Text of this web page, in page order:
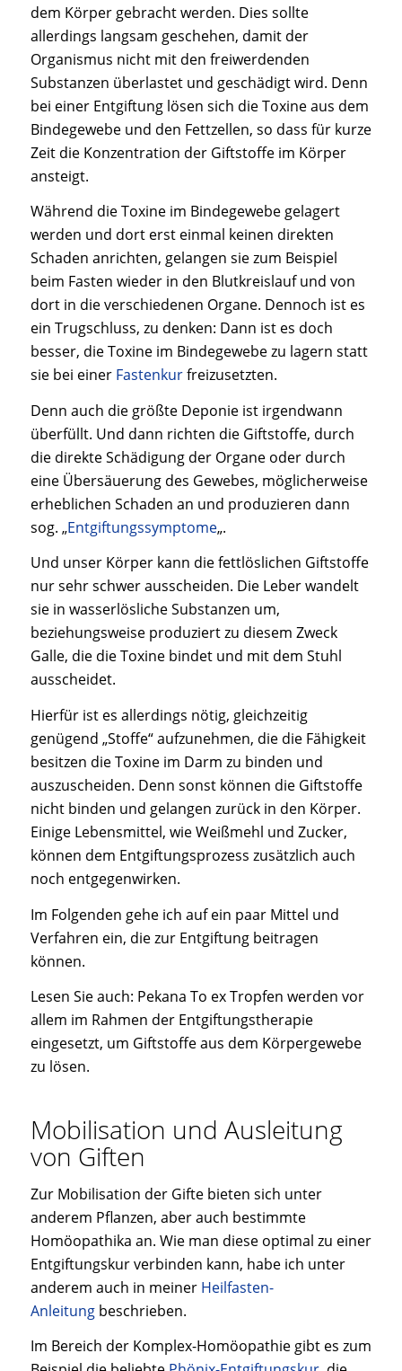
dem Körper gebracht werden. Dies sollte
allerdings langsam geschehen, damit der
Organismus nicht mit den freiwerdenden
Substanzen überlastet und geschädigt wird. Denn
bei einer Entgiftung lösen sich die Toxine aus dem
Bindegewebe und den Fettzellen, so dass für kurze
Zeit die Konzentration der Giftstoffe im Körper
ansteigt.
Während die Toxine im Bindegewebe gelagert
werden und dort erst einmal keinen direkten
Schaden anrichten, gelangen sie zum Beispiel
beim Fasten wieder in den Blutkreislauf und von
dort in die verschiedenen Organe. Dennoch ist es
ein Trugschluss, zu denken: Dann ist es doch
besser, die Toxine im Bindegewebe zu lagern statt
sie bei einer Fastenkurfreizusetzten.
Denn auch die größte Deponie ist irgendwann
überfüllt. Und dann richten die Giftstoffe, durch
die direkte Schädigung der Organe oder durch
eine Übersäuerung des Gewebes, möglicherweise
erheblichen Schaden an und produzieren dann
sog. „Entgiftungssymptome„.
Und unser Körper kann die fettlöslichen Giftstoffe
nur sehr schwer ausscheiden. Die Leber wandelt
sie in wasserlösliche Substanzen um,
beziehungsweise produziert zu diesem Zweck
Galle, die die Toxine bindet und mit dem Stuhl
ausscheidet.
Hierfür ist es allerdings nötig, gleichzeitig
genügend „Stoffe“ aufzunehmen, die die Fähigkeit
besitzen die Toxine im Darm zu binden und
auszuscheiden. Denn sonst können die Giftstoffe
nicht binden und gelangen zurück in den Körper.
Einige Lebensmittel, wie Weißmehl und Zucker,
können dem Entgiftungsprozess zusätzlich auch
noch entgegenwirken.
Im Folgenden gehe ich auf ein paar Mittel und
Verfahren ein, die zur Entgiftung beitragen
können.
Lesen Sie auch: Pekana To ex Tropfen werden vor
allem im Rahmen der Entgiftungstherapie
eingesetzt, um Giftstoffe aus dem Körpergewebe
zu lösen.
Mobilisation und Ausleitung
von Giften
Zur Mobilisation der Gifte bieten sich unter
anderem Pflanzen, aber auch bestimmte
Homöopathika an. Wie man diese optimal zu einer
Entgiftungskur verbinden kann, habe ich unter
anderem auch in meiner Heilfasten-
Anleitungbeschrieben.
Im Bereich der Komplex-Homöopathie gibt es zum